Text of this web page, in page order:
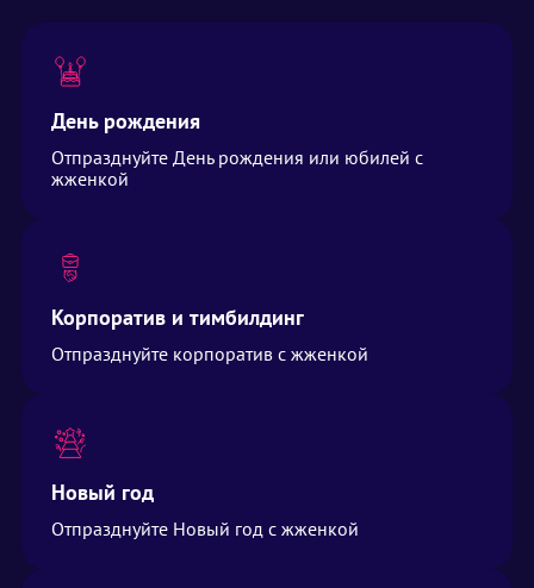
День рождения
Отпразднуйте День рождения или юбилей с
жженкой
Корпоратив и тимбилдинг
Отпразднуйте корпоратив с жженкой
Новый год
Отпразднуйте Новый год с жженкой